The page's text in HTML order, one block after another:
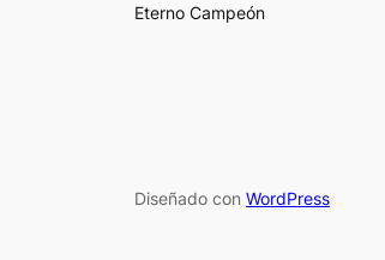
Eterno Campeón
Diseñado con WordPress